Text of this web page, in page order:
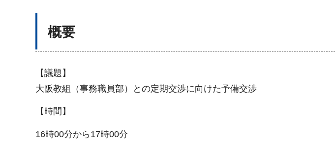
概要
【議題】
大阪教組（事務職員部）との定期交渉に向けた予備交渉
【時間】
16時00分から17時00分